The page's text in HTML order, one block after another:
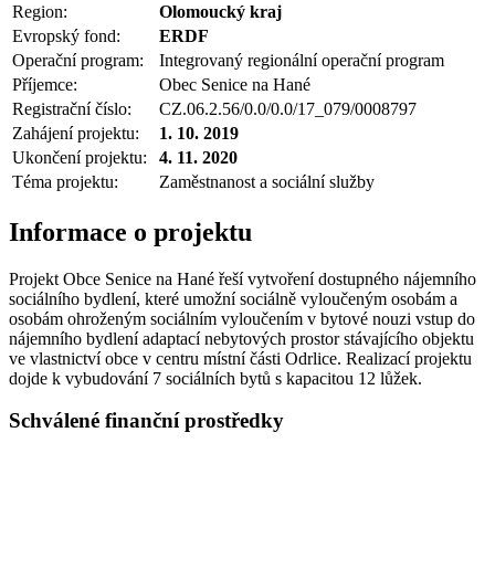
Region:
Olomoucký kraj
Evropský fond:
ERDF
Operační program:
Integrovaný regionální operační program
Příjemce:
Obec Senice na Hané
Registrační číslo:
CZ.06.2.56/0.0/0.0/17_079/0008797
Zahájení projektu:
1. 10. 2019
Ukončení projektu:
4. 11. 2020
Téma projektu:
Zaměstnanost a sociální služby
Informace o projektu
Projekt Obce Senice na Hané řeší vytvoření dostupného nájemního
sociálního bydlení, které umožní sociálně vyloučeným osobám a
osobám ohroženým sociálním vyloučením v bytové nouzi vstup do
nájemního bydlení adaptací nebytových prostor stávajícího objektu
ve vlastnictví obce v centru místní části Odrlice. Realizací projektu
dojde k vybudování 7 sociálních bytů s kapacitou 12 lůžek.
Schválené finanční prostředky